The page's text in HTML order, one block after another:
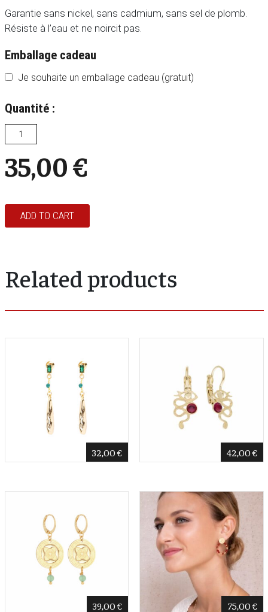
35,00€
Garantie sans nickel, sans cadmium, sans sel de plomb.
Résiste à l’eau et ne noircit pas.
Emballage cadeau
Je souhaite un emballage cadeau (gratuit)
Quantité :
ADD TO CART
Related products
32,00€ 42,00€
39,00€ 75,00€